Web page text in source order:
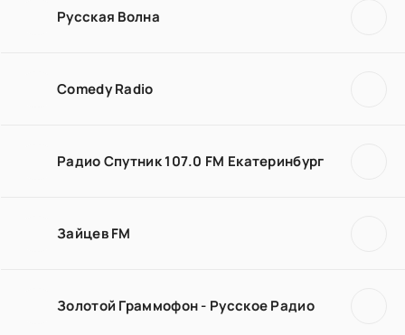
Русская Волна
Comedy Radio
Радио Спутник 107.0 FM Екатеринбург
Зайцев FM
Золотой Граммофон - Русское Радио